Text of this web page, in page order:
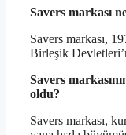
Savers markası
Savers markası,
Birleşik
Savers
oldu?
Savers markası,